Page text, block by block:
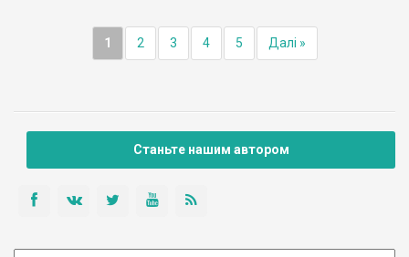
1 2 3 4 5 Далі »
Станьте нашим автором